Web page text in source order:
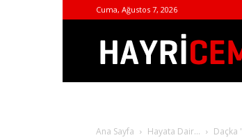
Cuma, Ağustos 7, 2026
Cem
Ana Sayfa Hayata Dair... Daçka